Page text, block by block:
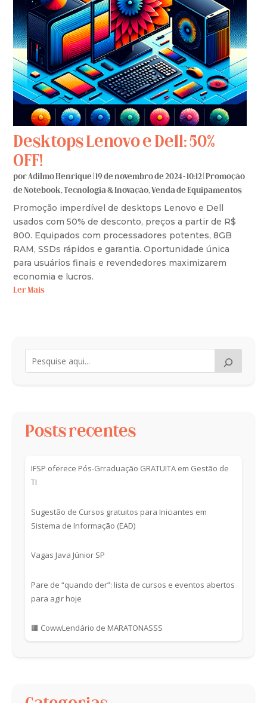
Desktops Lenovo e Dell: 50%
OFF!
porAdilmo Henrique 19 de novembro de 2024 - 10:12 |Promoção
de Notebook,Tecnologia & Inovação, Venda de Equipamentos
Promoção imperdível de desktops Lenovo e Dell
usados com 50% de desconto, preços a partir de R$
800. Equipados com processadores potentes, 8GB
RAM, SSDs rápidos e garantia. Oportunidade única
para usuários finais e revendedores maximizarem
economia e lucros.
Ler Mais
Posts recentes
IFSP oferece Pós-Grraduação GRATUITA em Gestão de
TI
Sugestão de Cursos gratuitos para Iniciantes em
Sistema de Informação (EAD)
Vagas Java Júnior SP
Pare de “quando der”: lista de cursos e eventos abertos
para agir hoje
🟧 CowwLendário de MARATONASSS